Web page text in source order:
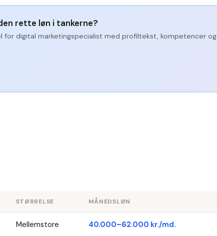
rette løn i tankerne?
for digital marketingspecialist med profiltekst, kompetencer og
STØRRELSE MÅNEDSLØN
Mellemstore 40.000–62.000 kr./md.